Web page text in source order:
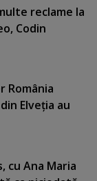
reclame la
Codin
România
Elveţia au
cu Ana Maria